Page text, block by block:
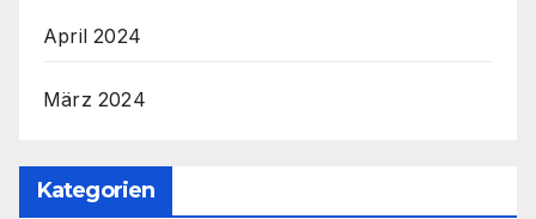
April 2024
März 2024
Kategorien